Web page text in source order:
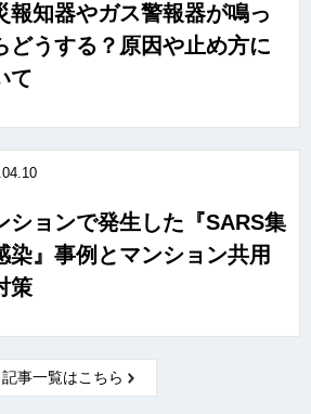
報知器やガス警報器が鳴っ
どうする？原因や止め方に
て
ションで発生した『SARS集
染』事例とマンション共用
策
記事一覧はこちら